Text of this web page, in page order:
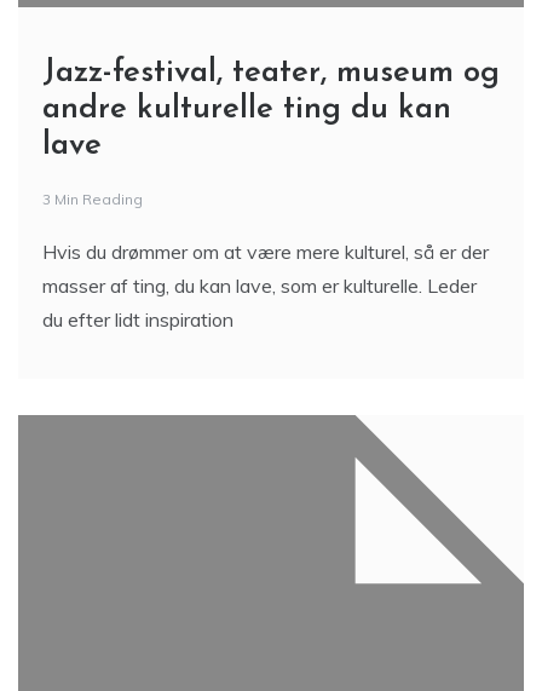
Jazz-festival, teater, museum og
andre kulturelle ting du kan
lave
3 Min Reading
Hvis du drømmer om at være mere kulturel, så er der
masser af ting, du kan lave, som er kulturelle. Leder
du efter lidt inspiration